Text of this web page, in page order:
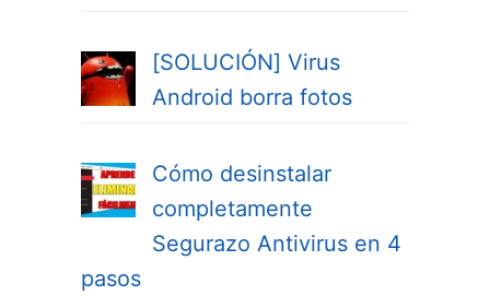
[SOLUCIÓN] Virus
Android borra fotos
Cómo desinstalar
completamente
Segurazo Antivirus en 4
pasos